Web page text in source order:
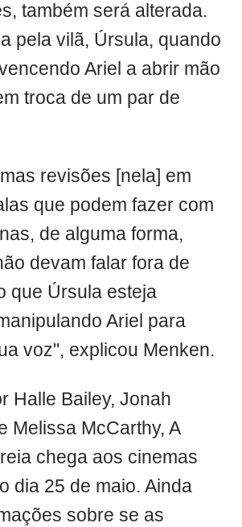
também será alterada.
pela vilã, Úrsula, quando
Ariel a abrir mão
troca de um par de
revisões [nela] em
que podem fazer com
de alguma forma,
devam falar fora de
que Úrsula esteja
Ariel para
voz", explicou Menken.
Halle Bailey, Jonah
Melissa McCarthy, A
chega aos cinemas
dia 25 de maio. Ainda
sobre se as